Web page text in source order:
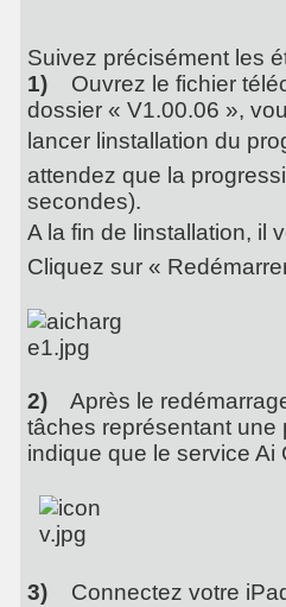
Suivez précisément les
1)Ouvrez le fichier
dossier « V1.00.06 »,
lancer linstallation du
attendez que la
secondes).
A la fin de linstallation,
Cliquez sur «
2)Après le
tâches représentant une
indique que le service Ai
3)Connectez votre iPad